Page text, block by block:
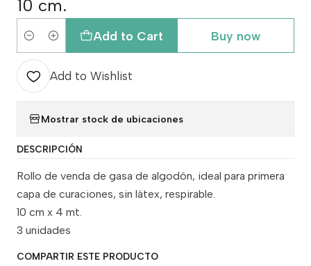
10 cm.
Quantity
Add to Cart Buy now
Add to Wishlist
Mostrar stock de ubicaciones
DESCRIPCIÓN
Rollo de venda de gasa de algodón, ideal para primera
capa de curaciones, sin látex, respirable.
10 cm x 4 mt.
3 unidades
COMPARTIR ESTE PRODUCTO